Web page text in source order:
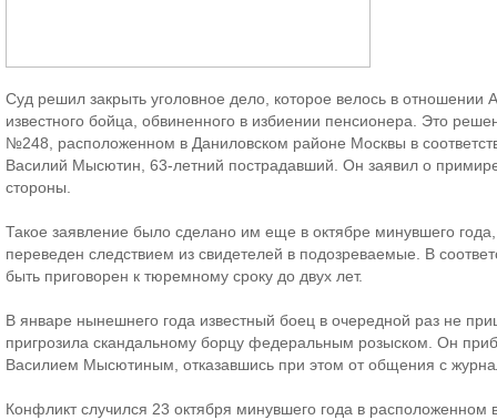
Суд решил закрыть уголовное дело, которое велось в отношении
известного бойца, обвиненного в избиении пенсионера. Это
№248, расположенном в Даниловском районе Москвы в
Василий Мысютин, 63-летний пострадавший. Он заявил о
стороны.
Такое заявление было сделано им еще в октябре минувшего
переведен следствием из свидетелей в подозреваемые. В
быть приговорен к тюремному сроку до двух лет.
В январе нынешнего года известный боец в очередной раз не
пригрозила скандальному борцу федеральным розыском. Он
Василием Мысютиным, отказавшись при этом от общения с
Конфликт случился 23 октября минувшего года в